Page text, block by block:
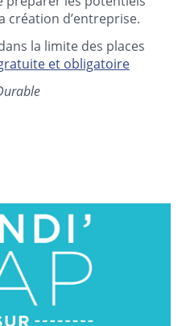
création d’entreprise.
la limite des places
et obligatoire